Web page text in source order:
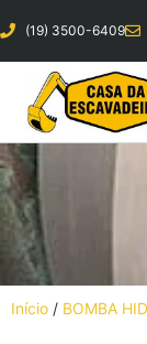
(19) 3500-6409
Início / BOMBA